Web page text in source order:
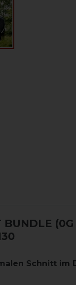
BUNDLE (0G
Schnitt im